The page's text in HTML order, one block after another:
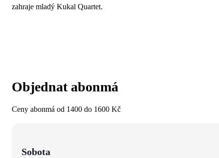
zahraje mladý Kukal Quartet.
Objednat abonmá
Ceny abonmá od 1400 do 1600 Kč
Sobota